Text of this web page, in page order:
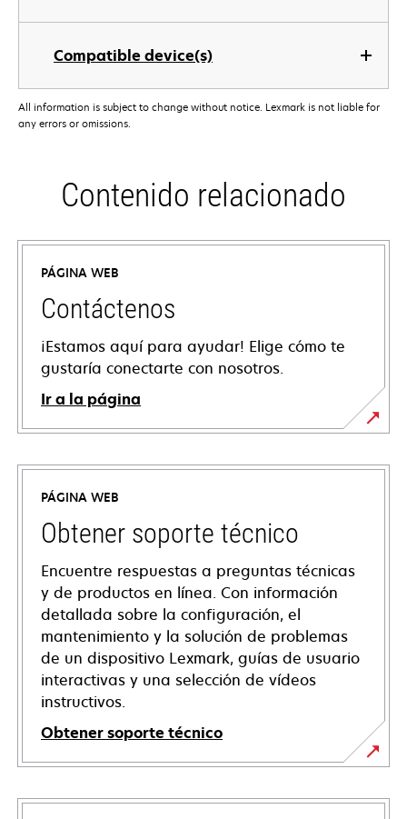
Compatible device(s)
All information is subject to change without notice. Lexmark is not liable for
any errors or omissions.
Contenido relacionado
PÁGINA WEB
Contáctenos
¡Estamos aquí para ayudar! Elige cómo te
gustaría conectarte con nosotros.
Ir a la página
PÁGINA WEB
Obtener soporte técnico
Encuentre respuestas a preguntas técnicas
y de productos en línea. Con información
detallada sobre la configuración, el
mantenimiento y la solución de problemas
de un dispositivo Lexmark, guías de usuario
interactivas y una selección de vídeos
instructivos.
Obtener soporte técnico
opens
in